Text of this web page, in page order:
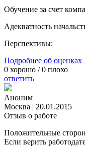
Обучение за счет
Адекватность
Перспективы:
Подробнее об оценках
0 хорошо /0 плохо
ответить
Аноним
Москва | 20.01.2015
Отзыв о работе
Положительные
Если верить